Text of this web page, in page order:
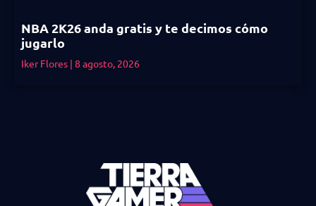
NBA 2K26 anda gratis y te decimos cómo
jugarlo
Iker Flores 8 agosto, 2026